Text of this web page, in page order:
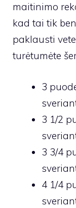
maitinimo
kad tai tik
paklausti
turėtumėte
3
3 1/2
3 3/4
4 1/4